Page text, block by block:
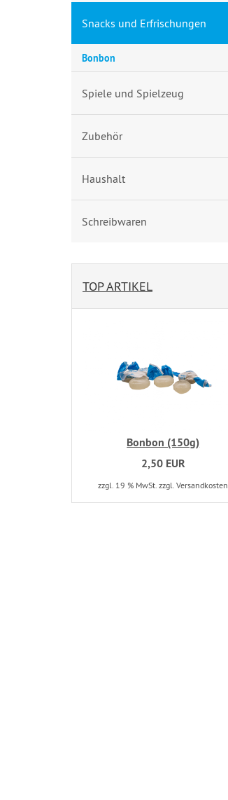
Snacks und Erfrischungen
Bonbon
Spiele und Spielzeug
Zubehör
Haushalt
Schreibwaren
TOP ARTIKEL
Bonbon (150g)
2,50 EUR
zzgl. 19 % MwSt. zzgl. Versandkosten